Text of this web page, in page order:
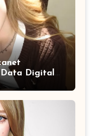
Digital
Lebih